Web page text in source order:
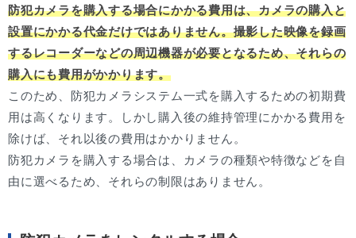
防犯カメラを購入する場合にかかる費用は、カメラの購入と
設置にかかる代金だけではありません。撮影した映像を録画
するレコーダーなどの周辺機器が必要となるため、それらの
購入にも費用がかかります。
このため、防犯カメラシステム一式を購入するための初期費
用は高くなります。しかし購入後の維持管理にかかる費用を
除けば、それ以後の費用はかかりません。
防犯カメラを購入する場合は、カメラの種類や特徴などを自
由に選べるため、それらの制限はありません。